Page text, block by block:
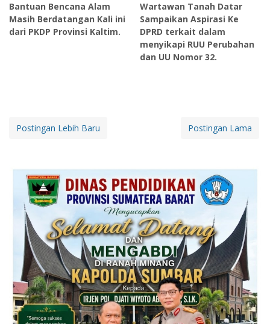
Bantuan Bencana Alam
Masih Berdatangan Kali ini
dari PKDP Provinsi Kaltim.
Wartawan Tanah Datar
Sampaikan Aspirasi Ke
DPRD terkait dalam
menyikapi RUU Perubahan
dan UU Nomor 32.
Postingan Lebih Baru Postingan Lama